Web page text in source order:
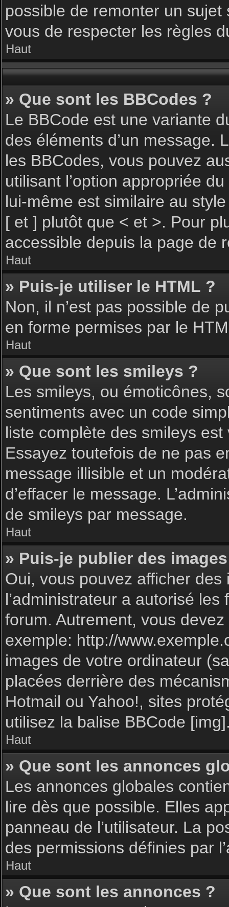
possible de remonter un
vous de respecter les règles
Haut
» Que sont les BBCodes ?
Le BBCode est une variante
des éléments d’un message.
les BBCodes, vous pouvez
utilisant l’option appropriée
lui-même est similaire au
[ et ] plutôt que < et >. Pour
accessible depuis la page de
Haut
» Puis-je utiliser le HTML ?
Non, il n’est pas possible de
en forme permises par le
Haut
» Que sont les smileys ?
Les smileys, ou émoticônes,
sentiments avec un code
liste complète des smileys
Essayez toutefois de ne pas
message illisible et un
d’effacer le message.
de smileys par message.
Haut
» Puis-je publier des
Oui, vous pouvez afficher
l’administrateur a autorisé
forum. Autrement, vous
exemple: http://
images de votre ordinateur
placées derrière des
Hotmail ou Yahoo!, sites
utilisez la balise BBCode
Haut
» Que sont les annonces
Les annonces globales
lire dès que possible. Elles
panneau de l’utilisateur. La
des permissions définies par
Haut
» Que sont les annonces ?